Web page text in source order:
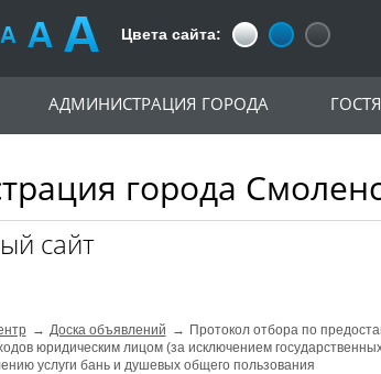
Цвета сайта:
города
сайт
АДМИНИСТРАЦИЯ ГОРОДА
Доска объявлений
Протокол отбора по
юридическим лицом (за исключением
услуги бань и душевых общего пользования